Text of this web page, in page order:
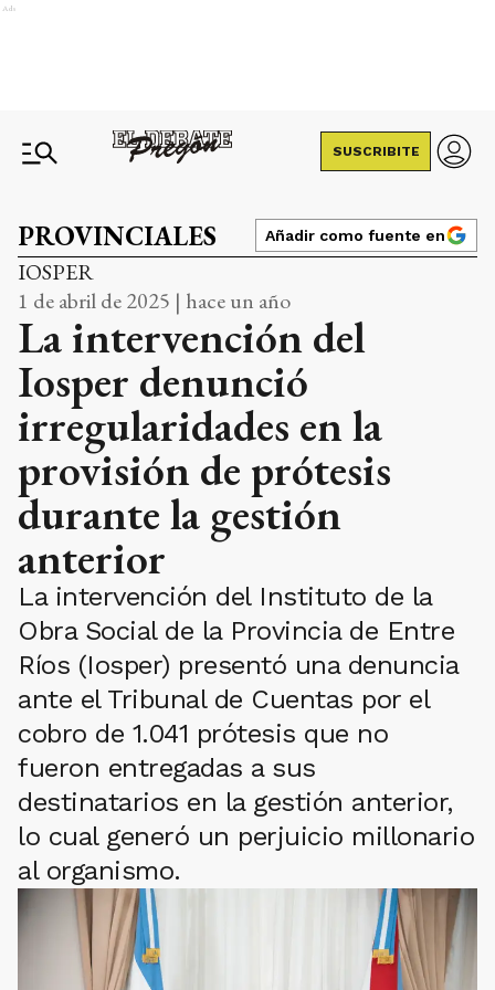
Ads
SUSCRIBITE
PROVINCIALES Añadir como fuente en
IOSPER
1 de abril de 2025 | hace un año
La intervención del
Iosper denunció
irregularidades en la
provisión de prótesis
durante la gestión
anterior
La intervención del Instituto de la
Obra Social de la Provincia de Entre
Ríos (Iosper) presentó una denuncia
ante el Tribunal de Cuentas por el
cobro de 1.041 prótesis que no
fueron entregadas a sus
destinatarios en la gestión anterior,
lo cual generó un perjuicio millonario
al organismo.